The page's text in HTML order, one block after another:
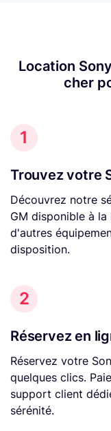
Location
cher
1
Trouvez votre
Découvrez notre
GM disponible à
d'autres
disposition.
2
Réservez en
Réservez votre
quelques clics.
support client
sérénité.